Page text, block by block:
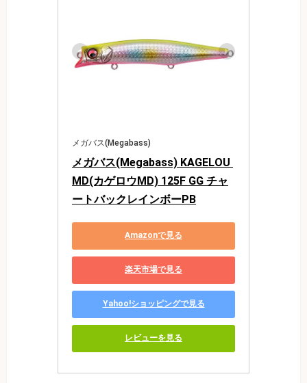
メガバス(Megabass)
メガバス(Megabass) KAGELOU
MD(カゲロウMD) 125F GG チャ
ートバックレインボーPB
Amazonで見る
楽天市場で見る
Yahoo!ショッピングで見る
レビューを見る